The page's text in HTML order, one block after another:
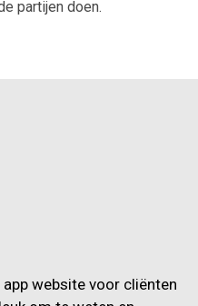
partijen doen.
website voor cliënten